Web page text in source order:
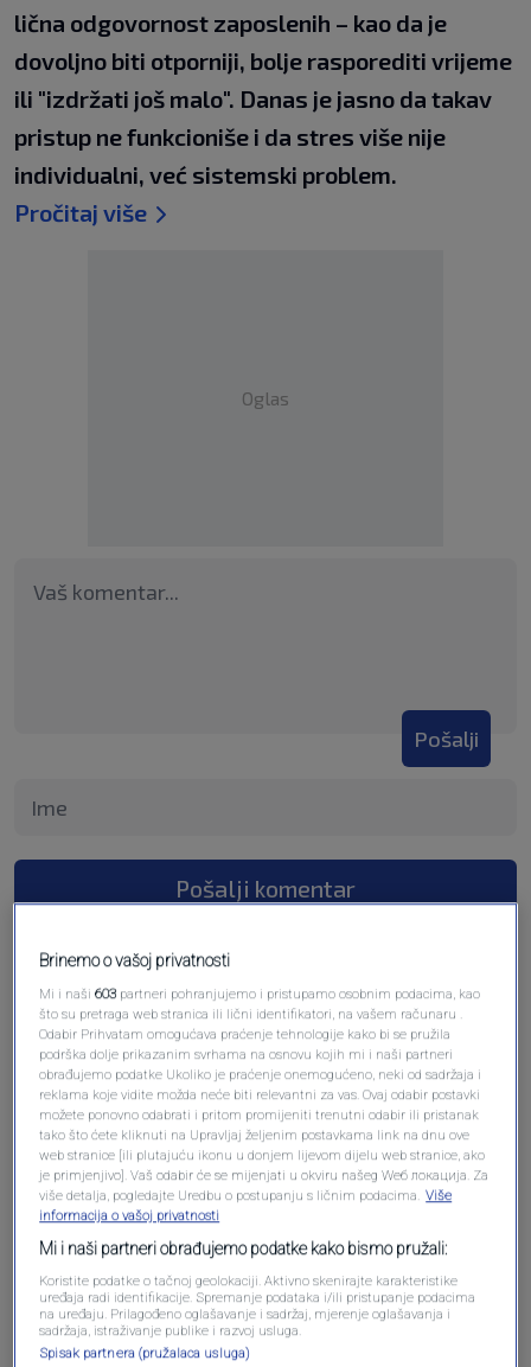
lična odgovornost zaposlenih – kao da je
dovoljno biti otporniji, bolje rasporediti vrijeme
ili "izdržati još malo". Danas je jasno da takav
pristup ne funkcioniše i da stres više nije
individualni, već sistemski problem.
Pročitaj više
Oglas
Pošalji
Pošalji komentar
Oglas
Brinemo o vašoj privatnosti
Mi i naši603 partneri pohranjujemo i pristupamo osobnim podacima, kao
što su pretraga web stranica ili lični identifikatori, na vašem računaru .
Odabir Prihvatam omogućava praćenje tehnologije kako bi se pružila
podrška dolje prikazanim svrhama na osnovu kojih mi i naši partneri
obrađujemo podatke Ukoliko je praćenje onemogućeno, neki od sadržaja i
reklama koje vidite možda neće biti relevantni za vas. Ovaj odabir postavki
možete ponovno odabrati i pritom promijeniti trenutni odabir ili pristanak
tako što ćete kliknuti na Upravljaj željenim postavkama link na dnu ove
web stranice [ili plutajuću ikonu u donjem lijevom dijelu web stranice, ako
je primjenjivo]. Vaš odabir će se mijenjati u okviru našeg Wеб локација. Za
više detalja, pogledajte Uredbu o postupanju s ličnim podacima. Više
informacija o vašoj privatnosti
Mi i naši partneri obrađujemo podatke kako bismo pružali:
Koristite podatke o tačnoj geolokaciji. Aktivno skenirajte karakteristike
uređaja radi identifikacije. Spremanje podataka i/ili pristupanje podacima
na uređaju. Prilagođeno oglašavanje i sadržaj, mjerenje oglašavanja i
sadržaja, istraživanje publike i razvoj usluga.
Spisak partnera (pružalaca usluga)